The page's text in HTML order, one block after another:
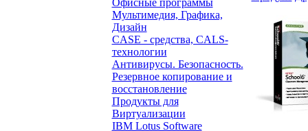
Офисные программы
Мультимедия, Графика,
Дизайн
CASE - средства, CALS-
технологии
Антивирусы. Безопасность.
Резервное копирование и
восстановление
Продукты для
Виртуализации
IBM Lotus Software